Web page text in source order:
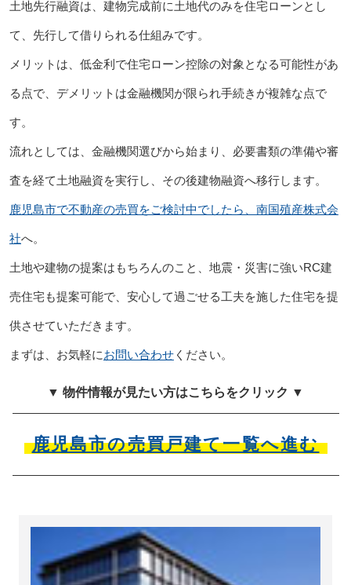
土地先行融資は、建物完成前に土地代のみを住宅ローンとし
て、先行して借りられる仕組みです。
メリットは、低金利で住宅ローン控除の対象となる可能性があ
る点で、デメリットは金融機関が限られ手続きが複雑な点で
す。
流れとしては、金融機関選びから始まり、必要書類の準備や審
査を経て土地融資を実行し、その後建物融資へ移行します。
鹿児島市で不動産の売買をご検討中でしたら、南国殖産株式会
社へ。
土地や建物の提案はもちろんのこと、地震・災害に強いRC建
売住宅も提案可能で、安心して過ごせる工夫を施した住宅を提
供させていただきます。
まずは、お気軽にお問い合わせください。
▼ 物件情報が見たい方はこちらをクリック ▼
鹿児島市の売買戸建て一覧へ進む